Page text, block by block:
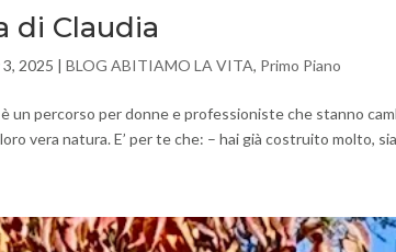
di Claudia
2025 |BLOG ABITIAMO LA VITA, Primo Piano
un percorso per donne e professioniste che stanno
vera natura. E’ per te che: – hai già costruito molto,